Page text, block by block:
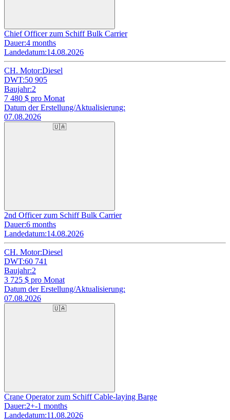
Chief Officer zum Schiff Bulk Carrier
Dauer:4 months
Landedatum:14.08.2026
CH. Motor:Diesel
DWT:50 905
Baujahr:2
7 480 $ pro Monat
Datum der Erstellung/Aktualisierung:
07.08.2026
🇺🇦
2nd Officer zum Schiff Bulk Carrier
Dauer:6 months
Landedatum:14.08.2026
CH. Motor:Diesel
DWT:60 741
Baujahr:2
3 725 $ pro Monat
Datum der Erstellung/Aktualisierung:
07.08.2026
🇺🇦
Crane Operator zum Schiff Cable-laying Barge
Dauer:2+-1 months
Landedatum:11.08.2026